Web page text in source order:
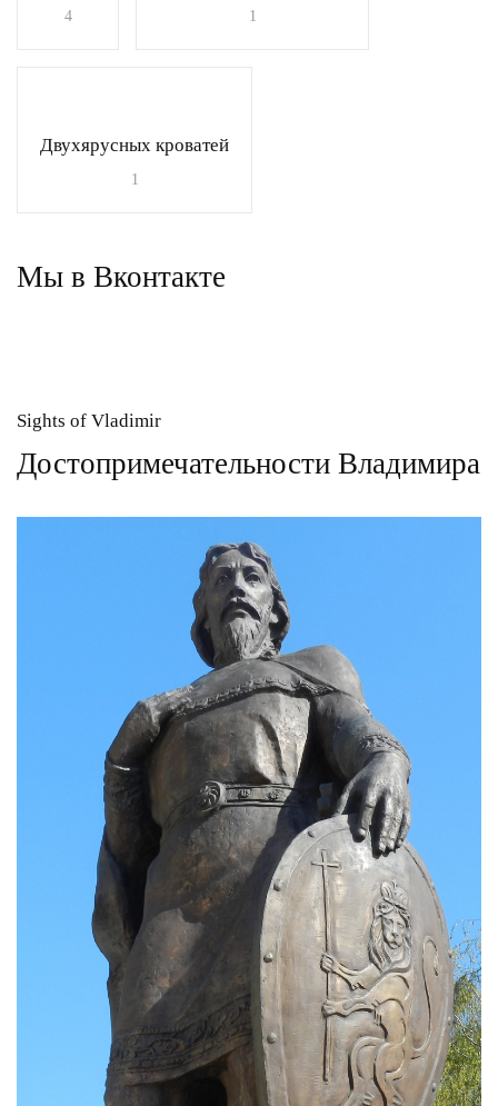
4 1
Двухярусных кроватей
1
Мы в Вконтакте
Sights of Vladimir
Достопримечательности Владимира